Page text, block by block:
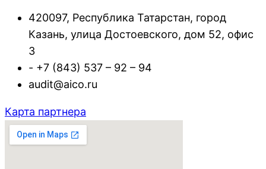
420097, Республика Татарстан, город
Казань, улица Достоевского, дом 52, офис
3
- +7 (843) 537 – 92 – 94
audit@aico.ru
Карта партнера